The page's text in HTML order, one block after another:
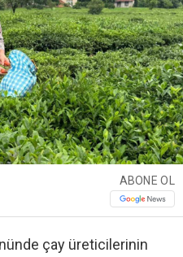
ABONE OL
çay üreticilerinin